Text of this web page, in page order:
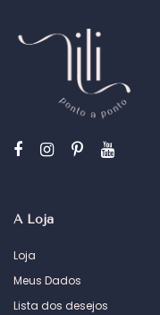
A Loja
Loja
Meus Dados
Lista dos desejos